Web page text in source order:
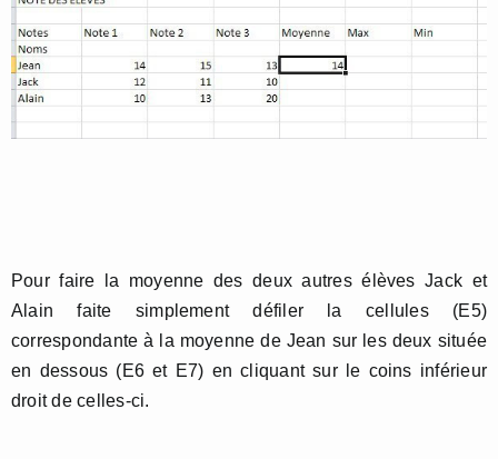
Pour faire la moyenne des deux autres élèves Jack et
Alain faite simplement défiler la cellules (E5)
correspondante à la moyenne de Jean sur les deux située
en dessous (E6 et E7) en cliquant sur le coins inférieur
droit de celles-ci.